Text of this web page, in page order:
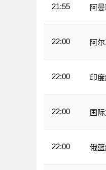
21:55 阿
22:00 阿
22:00 印
22:00 国
22:00 俄